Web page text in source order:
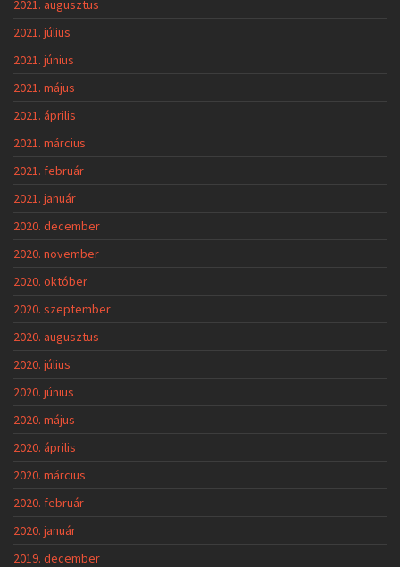
2021. augusztus
2021. július
2021. június
2021. május
2021. április
2021. március
2021. február
2021. január
2020. december
2020. november
2020. október
2020. szeptember
2020. augusztus
2020. július
2020. június
2020. május
2020. április
2020. március
2020. február
2020. január
2019. december